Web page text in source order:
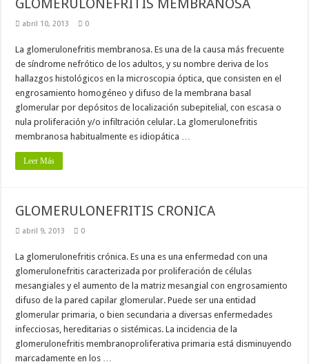
GLOMERULONEFRITIS MEMBRANOSA
abril 10, 2013 0
La glomerulonefritis membranosa. Es una de la causa más frecuente
de síndrome nefrótico de los adultos, y su nombre deriva de los
hallazgos histológicos en la microscopia óptica, que consisten en el
engrosamiento homogéneo y difuso de la membrana basal
glomerular por depósitos de localización subepitelial, con escasa o
nula proliferación y/o infiltración celular. La glomerulonefritis
membranosa habitualmente es idiopática …
Leer Más
GLOMERULONEFRITIS CRONICA
abril 9, 2013 0
La glomerulonefritis crónica. Es una es una enfermedad con una
glomerulonefritis caracterizada por proliferación de células
mesangiales y el aumento de la matriz mesangial con engrosamiento
difuso de la pared capilar glomerular. Puede ser una entidad
glomerular primaria, o bien secundaria a diversas enfermedades
infecciosas, hereditarias o sistémicas. La incidencia de la
glomerulonefritis membranoproliferativa primaria está disminuyendo
marcadamente en los …